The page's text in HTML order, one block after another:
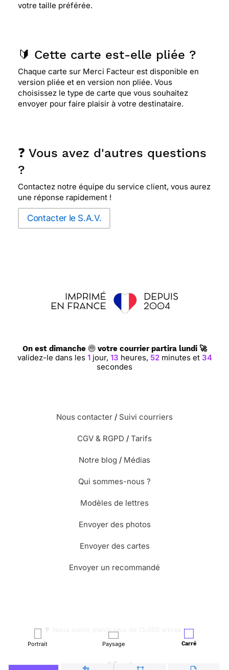
Portrait Paysage Carré
votre taille préférée.
🔰 Cette carte est-elle pliée ?
Chaque carte sur Merci Facteur est disponible en
version pliée et en version non pliée. Vous
choisissez le type de carte que vous souhaitez
envoyer pour faire plaisir à votre destinataire.
❓ Vous avez d'autres questions
?
Contactez notre équipe du service client, vous aurez
une réponse rapidement !
Contacter le S.A.V.
On est dimanche votre courrier partira lundi 🚀
validez-le dans les 1jour, 13 heures, 52minutes et 33
secondes
Nous contacter / Suivi courriers
CGV & RGPD / Tarifs
Notre blog / Médias
Qui sommes-nous ?
Modèles de lettres
Envoyer des photos
Envoyer des cartes
Envoyer un recommandé
🌳 Nous avons planté plus de 13.000 arbres !